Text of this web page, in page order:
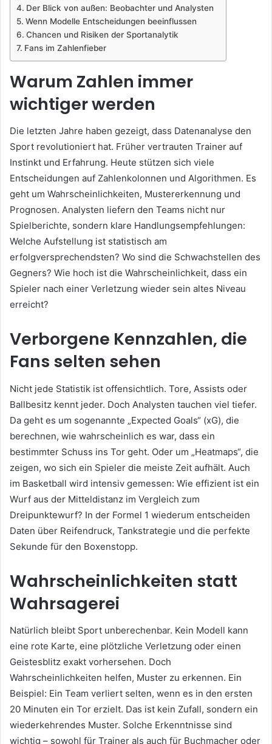
Der Blick von außen: Beobachter und Analysten
Wenn Modelle Entscheidungen beeinflussen
Chancen und Risiken der Sportanalytik
Fans im Zahlenfieber
Warum Zahlen immer
wichtiger werden
Die letzten Jahre haben gezeigt, dass Datenanalyse den
Sport revolutioniert hat. Früher vertrauten Trainer auf
Instinkt und Erfahrung. Heute stützen sich viele
Entscheidungen auf Zahlenkolonnen und Algorithmen. Es
geht um Wahrscheinlichkeiten, Mustererkennung und
Prognosen. Analysten liefern den Teams nicht nur
Spielberichte, sondern klare Handlungsempfehlungen:
Welche Aufstellung ist statistisch am
erfolgversprechendsten? Wo sind die Schwachstellen des
Gegners? Wie hoch ist die Wahrscheinlichkeit, dass ein
Spieler nach einer Verletzung wieder sein altes Niveau
erreicht?
Verborgene Kennzahlen, die
Fans selten sehen
Nicht jede Statistik ist offensichtlich. Tore, Assists oder
Ballbesitz kennt jeder. Doch Analysten tauchen viel tiefer.
Da geht es um sogenannte „Expected Goals“ (xG), die
berechnen, wie wahrscheinlich es war, dass ein
bestimmter Schuss ins Tor geht. Oder um „Heatmaps“, die
zeigen, wo sich ein Spieler die meiste Zeit aufhält. Auch
im Basketball wird intensiv gemessen: Wie effizient ist ein
Wurf aus der Mitteldistanz im Vergleich zum
Dreipunktewurf? In der Formel 1 wiederum entscheiden
Daten über Reifendruck, Tankstrategie und die perfekte
Sekunde für den Boxenstopp.
Wahrscheinlichkeiten statt
Wahrsagerei
Natürlich bleibt Sport unberechenbar. Kein Modell kann
eine rote Karte, eine plötzliche Verletzung oder einen
Geistesblitz exakt vorhersehen. Doch
Wahrscheinlichkeiten helfen, Muster zu erkennen. Ein
Beispiel: Ein Team verliert selten, wenn es in den ersten
20 Minuten ein Tor erzielt. Das ist kein Zufall, sondern ein
wiederkehrendes Muster. Solche Erkenntnisse sind
wichtig – sowohl für Trainer als auch für Buchmacher oder